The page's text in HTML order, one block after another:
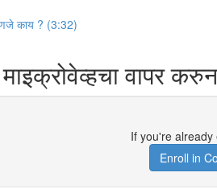
काय ? (3:32)
वापर
If you're already
Enroll in